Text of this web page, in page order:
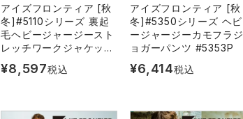
アイズフロンティア [秋
冬]#5110シリーズ 裏起
毛ヘビージャージースト
レッチワークジャケット
¥8,597税込
アイズフロンティア [秋
冬]#5350シリーズ ヘビ
ージャージーカモフラジ
ョガーパンツ #5353P
¥6,414税込